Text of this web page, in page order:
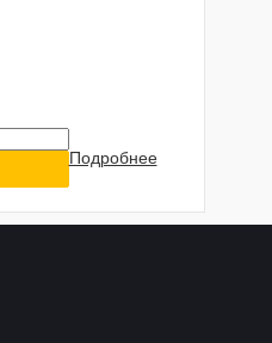
Подробнее